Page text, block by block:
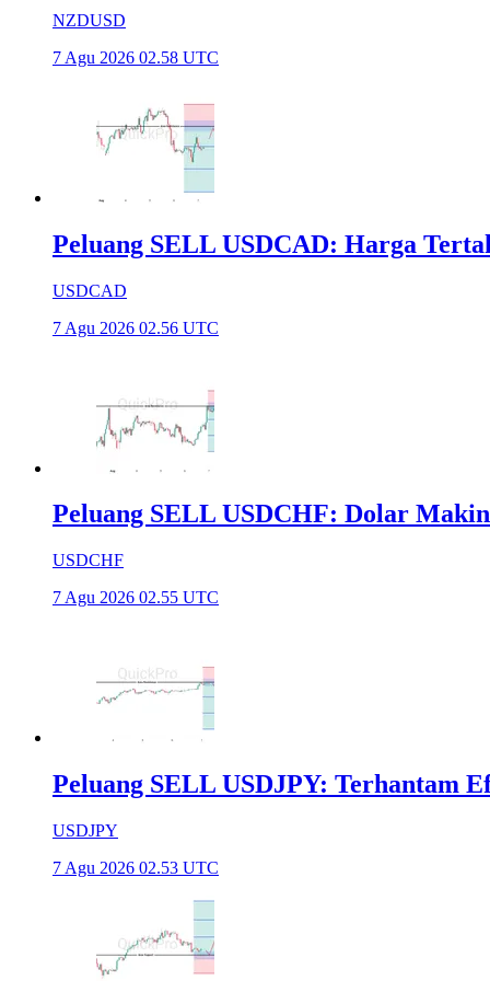
NZDUSD
7 Agu 2026 02.58 UTC
Peluang SELL USDCAD: Harga
USDCAD
7 Agu 2026 02.56 UTC
Peluang SELL USDCHF: Dolar
USDCHF
7 Agu 2026 02.55 UTC
Peluang SELL USDJPY: Terhantam
USDJPY
7 Agu 2026 02.53 UTC